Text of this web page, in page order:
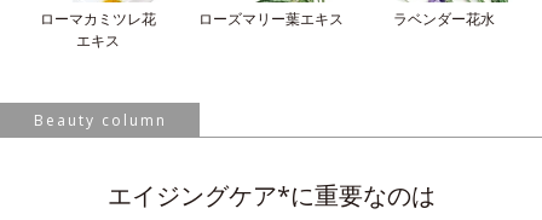
ローマカミツレ花
エキス
ローズマリー葉エキス ラベンダー花水
Beauty column
エイジングケア*に重要なのは